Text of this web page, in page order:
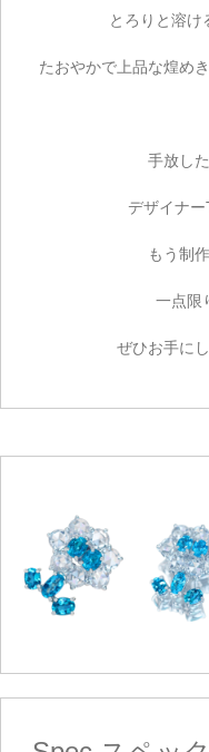
とろりと溶け
たおやかで上品な煌め
手放し
デザイナー
もう制
一点限
ぜひお手に
お